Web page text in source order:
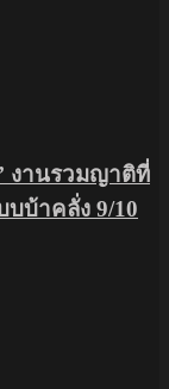
งานรวมญาติที่
บ้าคลั่ง 9/10